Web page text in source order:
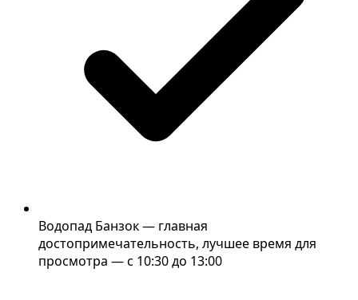
Водопад Банзок — главная
достопримечательность, лучшее время для
просмотра — с 10:30 до 13:00